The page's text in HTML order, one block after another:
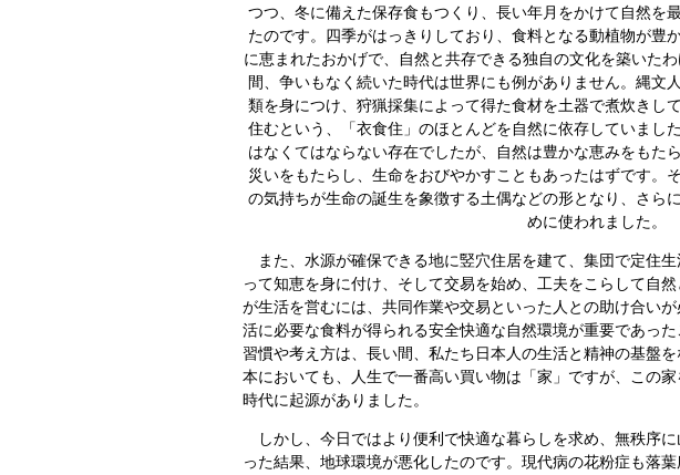
つつ、冬に備えた保存食もつくり、長い年月をかけて自然を
たのです。
四季がはっきりしており、食料となる動植物が豊
に恵まれたおかげで、自然と共存できる独自の文化を築いた
間、争いもなく続いた時代は世界にも例がありません。 縄文
類を身につけ、狩猟採集によって得た食材を土器で煮炊きし
住むという、「衣食住」のほとんどを自然に依存していまし
はなくてはならない存在でしたが、自然は豊かな恵みをもた
災いをもたらし、生命をおびやかすこともあったはずです。
の気持ちが生命の誕生を象徴する土偶などの形となり、さら
めに使われました。
また、水源が確保できる地に竪穴住居を建て、集団で定住
って知恵を身に付け、そして交易を始め、工夫をこらして自然
が生活を営むには、共同作業や交易といった人との助け合い
活に必要な食料が得られる安全快適な自然環境が重要であった
習慣や考え方は、長い間、私たち日本人の生活と精神の基盤
本においても、人生で一番高い買い物は「家」ですが、この
時代に起源がありました。
しかし、今日ではより便利で快適な暮らしを求め、無秩序
った結果、地球環境が悪化したのです。現代病の花粉症も落